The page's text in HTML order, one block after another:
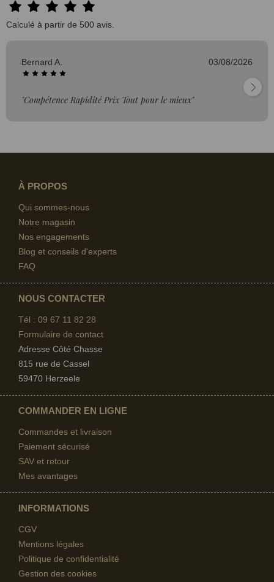
Calculé à partir de 500 avis.
Bernard A. 03/08/2026
"Compétence Rapidité Prix Tout pour le mieux"
À PROPOS
Qui sommes-nous
Notre magasin
Nos engagements
Blog et conseils d'experts
FAQ
NOUS CONTACTER
Tél : 09 67 11 82 28
Formulaire de contact
Adresse Côté Chasse
815 rue de Cassel
59470 Herzeele
COMMANDER EN LIGNE
Commandes et livraison
Paiement sécurisé
SAV et retour
Mes avantages
INFORMATIONS
CGV
Mentions légales
Politique de confidentialité
Gestion des cookies